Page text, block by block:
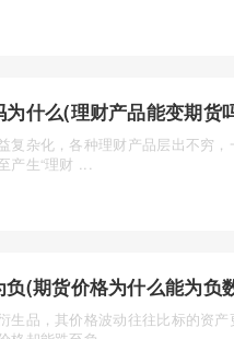
什么(理财产品能变期货
复杂化，各种理财产品层出不穷
产生“理财 ...
(期货价格为什么能为负
生品，其价格波动往往比标的资